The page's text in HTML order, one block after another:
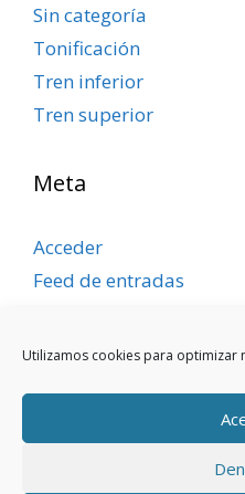
Utilizamos cookies para optimizar
Sin categoría
Tonificación
Tren inferior
Tren superior
Meta
Acceder
Feed de entradas
WordPress.org